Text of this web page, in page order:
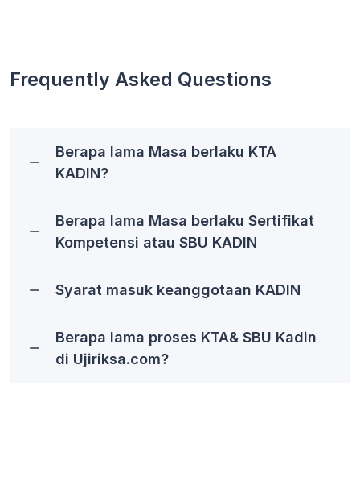
Frequently Asked Questions
Berapa lama Masa berlaku KTA
KADIN?
Berapa lama Masa berlaku Sertifikat
Kompetensi atau SBU KADIN
Syarat masuk keanggotaan KADIN
Berapa lama proses KTA& SBU Kadin
di Ujiriksa.com?